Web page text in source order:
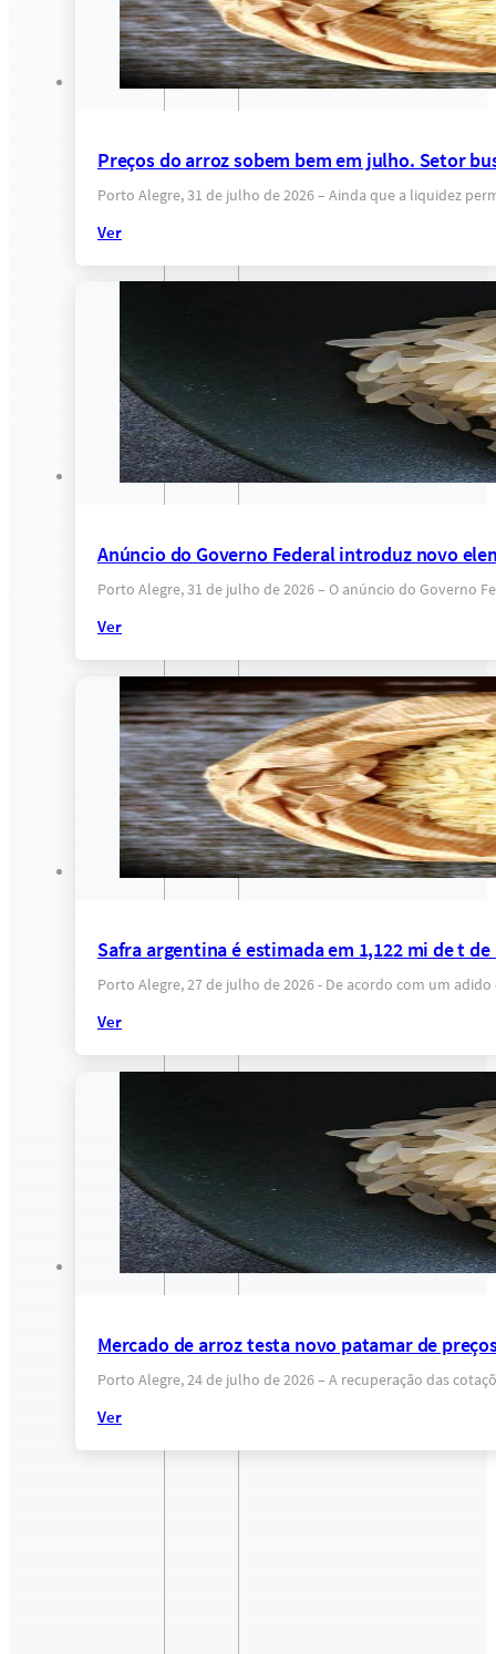
Preços do arroz sobem bem em julho. Setor
Porto Alegre, 31 de julho de 2026 – Ainda que a liquidez
Ver
Anúncio do Governo Federal introduz novo
Porto Alegre, 31 de julho de 2026 – O anúncio do Governo
Ver
Safra argentina é estimada em 1,122 mi de t de
Porto Alegre, 27 de julho de 2026 - De acordo com um
Ver
Mercado de arroz testa novo patamar de
Porto Alegre, 24 de julho de 2026 – A recuperação das
Ver